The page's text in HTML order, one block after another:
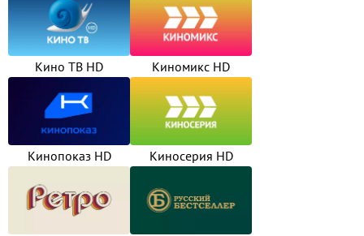
Кино ТВ HD Киномикс HD
Кинопоказ HD Киносерия HD